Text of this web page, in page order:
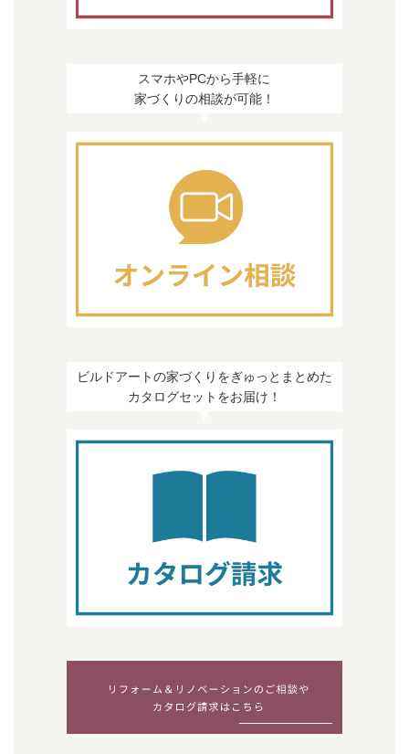
スマホやPCから手軽に
家づくりの相談が可能！
ビルドアートの家づくりをぎゅっとまとめた
カタログセットをお届け！